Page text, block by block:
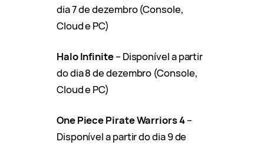
dia 7 de dezembro (Console,
Cloud e PC)
Halo Infinite– Disponível a partir
do dia 8 de dezembro (Console,
Cloud e PC)
One Piece Pirate Warriors 4–
Disponível a partir do dia 9 de